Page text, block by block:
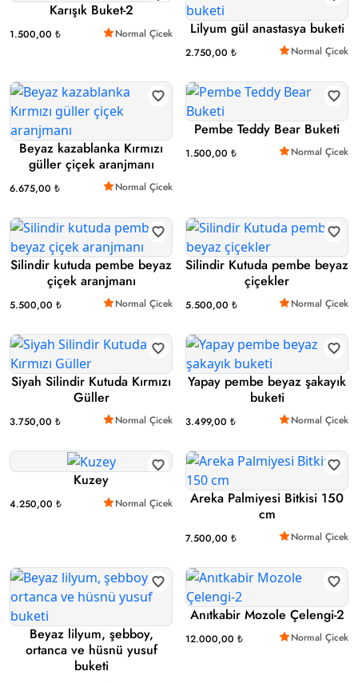
Karışık Buket-2
1.500,00 ₺ Normal Çicek Lilyum gül anastasya buketi
2.750,00 ₺ Normal Çicek
Beyaz kazablanka Kırmızı
güller çiçek aranjmanı
6.675,00 ₺ Normal Çicek
Pembe Teddy Bear Buketi
1.500,00 ₺ Normal Çicek
Silindir kutuda pembe beyaz
çiçek aranjmanı
5.500,00 ₺ Normal Çicek
Silindir Kutuda pembe beyaz
çiçekler
5.500,00 ₺ Normal Çicek
Siyah Silindir Kutuda Kırmızı
Güller
3.750,00 ₺ Normal Çicek
Yapay pembe beyaz şakayık
buketi
3.499,00 ₺ Normal Çicek
Kuzey
4.250,00 ₺ Normal Çicek
Areka Palmiyesi Bitkisi 150
cm
7.500,00 ₺ Normal Çicek
Beyaz lilyum, şebboy,
ortanca ve hüsnü yusuf
buketi
Anıtkabir Mozole Çelengi-2
12.000,00 ₺ Normal Çicek